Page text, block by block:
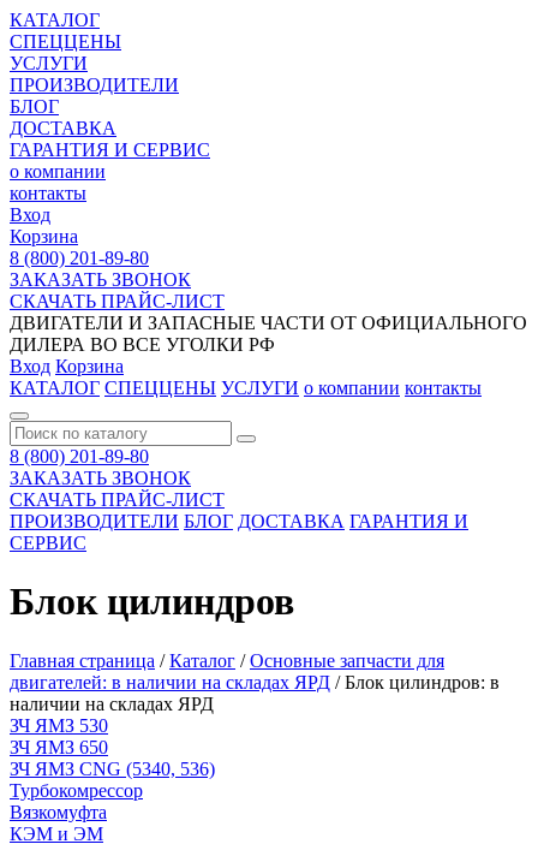
КАТАЛОГ
СПЕЦЦЕНЫ
УСЛУГИ
ПРОИЗВОДИТЕЛИ
БЛОГ
ДОСТАВКА
ГАРАНТИЯ И СЕРВИС
о компании
контакты
Вход
Корзина
8 (800) 201-89-80
ЗАКАЗАТЬ ЗВОНОК
СКАЧАТЬ ПРАЙС-ЛИСТ
ДВИГАТЕЛИ И ЗАПАСНЫЕ ЧАСТИ ОТ ОФИЦИАЛЬНОГО
ДИЛЕРА ВО ВСЕ УГОЛКИ РФ
Вход Корзина
КАТАЛОГ СПЕЦЦЕНЫ УСЛУГИ о компании контакты
8 (800) 201-89-80
ЗАКАЗАТЬ ЗВОНОК
СКАЧАТЬ ПРАЙС-ЛИСТ
ПРОИЗВОДИТЕЛИ БЛОГ ДОСТАВКА ГАРАНТИЯ И
СЕРВИС
Блок цилиндров
Главная страница /Каталог /Основные запчасти для
двигателей: в наличии на складах ЯРД /Блок цилиндров: в
наличии на складах ЯРД
ЗЧ ЯМЗ 530
ЗЧ ЯМЗ 650
ЗЧ ЯМЗ CNG (5340, 536)
Турбокомрессор
Вязкомуфта
КЭМ и ЭМ